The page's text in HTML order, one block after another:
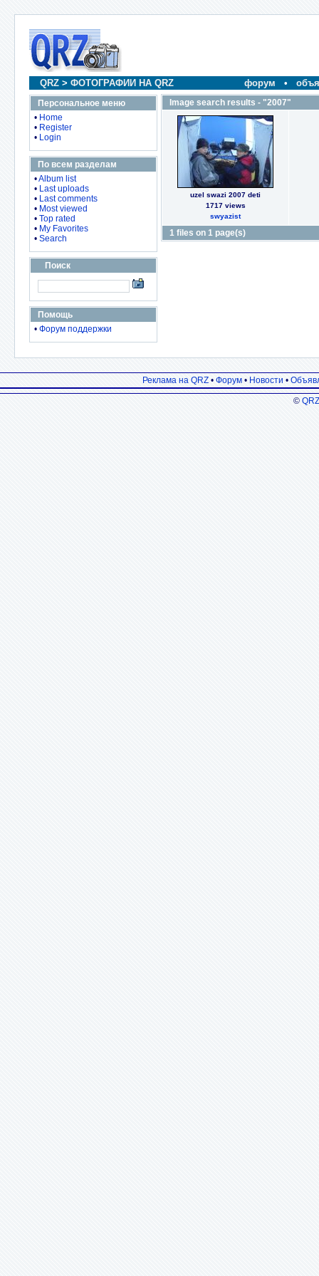
QRZ > ФОТОГРАФИИ НА QRZ форум •
Персональное меню
• Home
• Register
• Login
По всем разделам
•Album list
• Last uploads
• Last comments
• Most viewed
• Top rated
• My Favorites
• Search
Поиск
Помощь
• Форум поддержки
Image search results - "2007"
uzel swazi 2007 deti
1717 views
swyazist
1 files on 1 page(s)
Реклама на QRZ • Форум • Новости •
©